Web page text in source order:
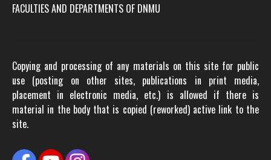
FACULTIES AND DEPARTMENTS OF DNMU
Copying and processing of any materials on this site for public
use (posting on other sites, publications in print media,
placement in electronic media, etc.) is allowed if there is
material in the body that is copied (reworked) active link to the
site.